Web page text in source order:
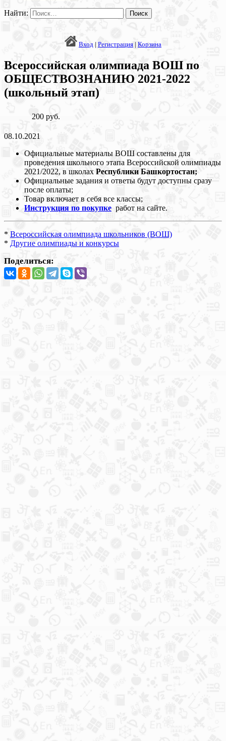
Найти:
Вход | Регистрация | Корзина
Всероссийская олимпиада ВОШ по
ОБЩЕСТВОЗНАНИЮ 2021-2022
(школьный этап)
200 руб.
08.10.2021
Официальные материалы ВОШ составлены для
проведения школьного этапа Всероссийской олимпиады
2021/2022, в школах Республики Башкортостан;
Официальные задания и ответы будут доступны сразу
после оплаты;
Товар включает в себя все классы;
Инструкция по покупке работ на сайте.
* Всероссийская олимпиада школьников (ВОШ)
* Другие олимпиады и конкурсы
Поделиться: